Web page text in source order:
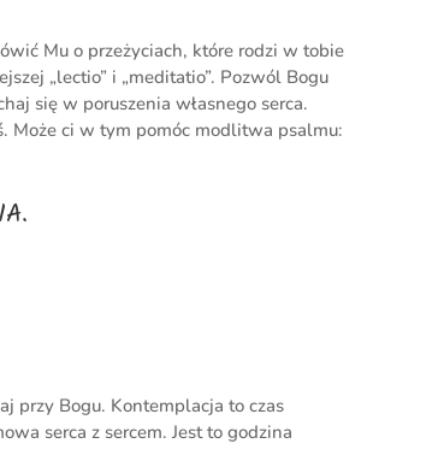
Mu o przeżyciach, które rodzi w tobie
„lectio” i „meditatio”. Pozwól Bogu
się w poruszenia własnego serca.
Może ci w tym pomóc modlitwa psalmu:
przy Bogu. Kontemplacja to czas
serca z sercem. Jest to godzina